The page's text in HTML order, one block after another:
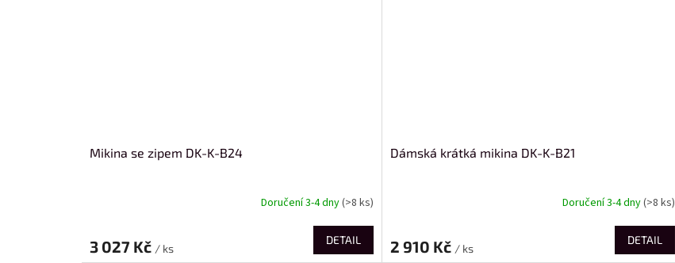
Mikina se zipem DK-K-B24
Doručení 3-4 dny(>8 ks)
3 027 Kč / ks
DETAIL
Dámská krátká mikina DK-K-B21
Doručení 3-4 dny(>8 ks)
2 910 Kč / ks
DETAIL